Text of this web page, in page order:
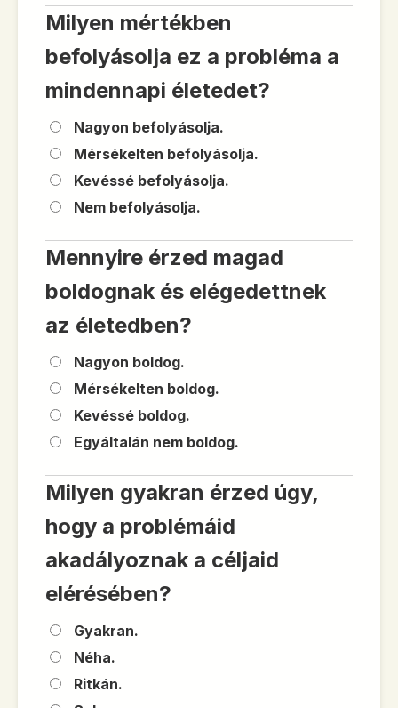
Milyen mértékben
befolyásolja ez a probléma a
mindennapi életedet?
Nagyon befolyásolja.
Mérsékelten befolyásolja.
Kevéssé befolyásolja.
Nem befolyásolja.
Mennyire érzed magad
boldognak és elégedettnek
az életedben?
Nagyon boldog.
Mérsékelten boldog.
Kevéssé boldog.
Egyáltalán nem boldog.
Milyen gyakran érzed úgy,
hogy a problémáid
akadályoznak a céljaid
elérésében?
Gyakran.
Néha.
Ritkán.